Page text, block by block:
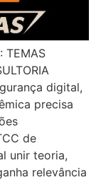
TEMAS
digital,
precisa
de
unir teoria,
relevância